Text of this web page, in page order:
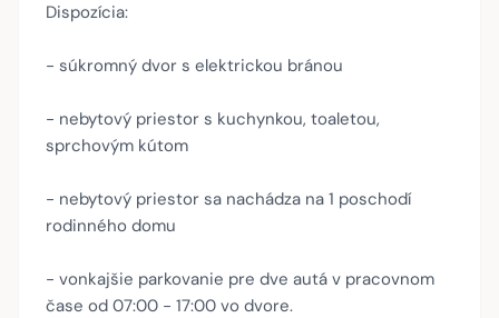
Dispozícia:
- súkromný dvor s elektrickou bránou
- nebytový priestor s kuchynkou, toaletou,
sprchovým kútom
- nebytový priestor sa nachádza na 1 poschodí
rodinného domu
- vonkajšie parkovanie pre dve autá v pracovnom
čase od 07:00 - 17:00 vo dvore.